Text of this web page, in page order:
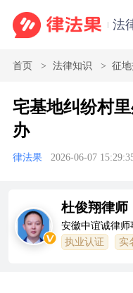
法
首页 法律知识 征
宅基地纠纷村
办
律法果 2026-06-07
杜俊翔律师
安徽中谊诚律师
执业认证 实